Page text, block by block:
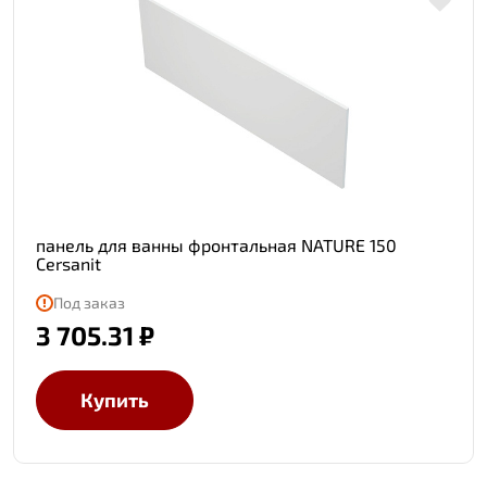
панель для ванны фронтальная NATURE 150
Cersanit
Под заказ
3 705.31 ₽
Купить